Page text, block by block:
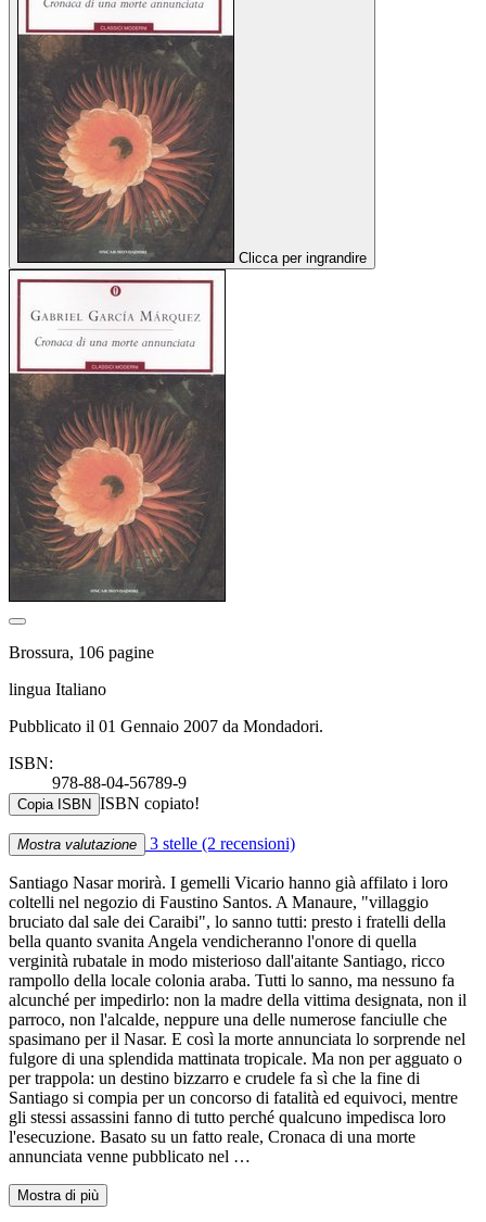
Clicca per ingrandire
Brossura, 106 pagine
lingua Italiano
Pubblicato il 01 Gennaio 2007 da Mondadori.
ISBN:
978-88-04-56789-9
Copia ISBN ISBN copiato!
Mostra valutazione 3 stelle (2 recensioni)
Santiago Nasar morirà. I gemelli Vicario hanno già affilato i loro
coltelli nel negozio di Faustino Santos. A Manaure, "villaggio
bruciato dal sale dei Caraibi", lo sanno tutti: presto i fratelli della
bella quanto svanita Angela vendicheranno l'onore di quella
verginità rubatale in modo misterioso dall'aitante Santiago, ricco
rampollo della locale colonia araba. Tutti lo sanno, ma nessuno fa
alcunché per impedirlo: non la madre della vittima designata, non il
parroco, non l'alcalde, neppure una delle numerose fanciulle che
spasimano per il Nasar. E così la morte annunciata lo sorprende nel
fulgore di una splendida mattinata tropicale. Ma non per agguato o
per trappola: un destino bizzarro e crudele fa sì che la fine di
Santiago si compia per un concorso di fatalità ed equivoci, mentre
gli stessi assassini fanno di tutto perché qualcuno impedisca loro
l'esecuzione. Basato su un fatto reale, Cronaca di una morte
annunciata venne pubblicato nel …
Mostra di più